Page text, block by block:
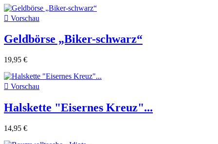
 Vorschau
Geldbörse „Biker-schwarz“
19,95 €
 Vorschau
Halskette "Eisernes Kreuz"...
14,95 €